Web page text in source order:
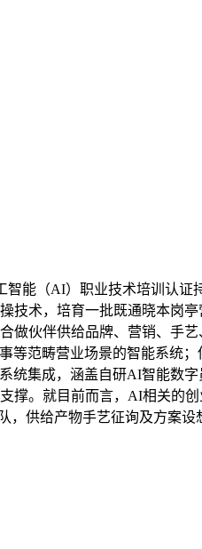
智能（AI）职业技术培训认证
技术，培育一批既通晓本岗
做伙伴供给品牌、营销、手
等范畴营业场景的智能系统
统集成，涵盖自研AI智能数
。就目前而言，AI相关的创
供给产物手艺征询及方案设